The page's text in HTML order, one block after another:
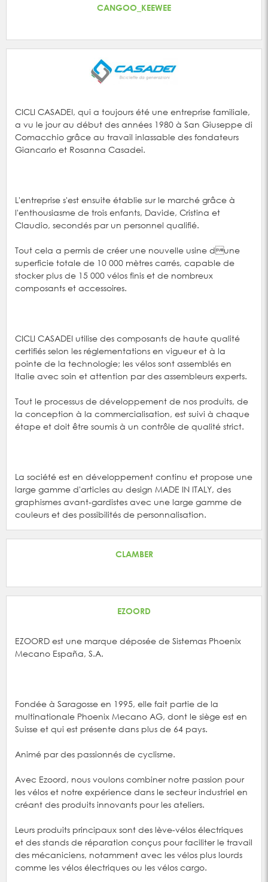
CANGOO_KEEWEE
CICLI CASADEI, qui a toujours été une entreprise familiale,
a vu le jour au début des années 1980 à San Giuseppe di
Comacchio grâce au travail inlassable des fondateurs
Giancarlo et Rosanna Casadei.
L'entreprise s'est ensuite établie sur le marché grâce à
l'enthousiasme de trois enfants, Davide, Cristina et
Claudio, secondés par un personnel qualifié.
Tout cela a permis de créer une nouvelle usine dune
superficie totale de 10 000 mètres carrés, capable de
stocker plus de 15 000 vélos finis et de nombreux
composants et accessoires.
CICLI CASADEI utilise des composants de haute qualité
certifiés selon les réglementations en vigueur et à la
pointe de la technologie; les vélos sont assemblés en
Italie avec soin et attention par des assembleurs experts.
Tout le processus de développement de nos produits, de
la conception à la commercialisation, est suivi à chaque
étape et doit être soumis à un contrôle de qualité strict.
La société est en développement continu et propose une
large gamme d'articles au design MADE IN ITALY, des
graphismes avant-gardistes avec une large gamme de
couleurs et des possibilités de personnalisation.
CLAMBER
EZOORD
EZOORD est une marque déposée de Sistemas Phoenix
Mecano España, S.A.
Fondée à Saragosse en 1995, elle fait partie de la
multinationale Phoenix Mecano AG, dont le siège est en
Suisse et qui est présente dans plus de 64 pays.
Animé par des passionnés de cyclisme.
Avec Ezoord, nous voulons combiner notre passion pour
les vélos et notre expérience dans le secteur industriel en
créant des produits innovants pour les ateliers.
Leurs produits principaux sont des lève-vélos électriques
et des stands de réparation conçus pour faciliter le travail
des mécaniciens, notamment avec les vélos plus lourds
comme les vélos électriques ou les vélos cargo.